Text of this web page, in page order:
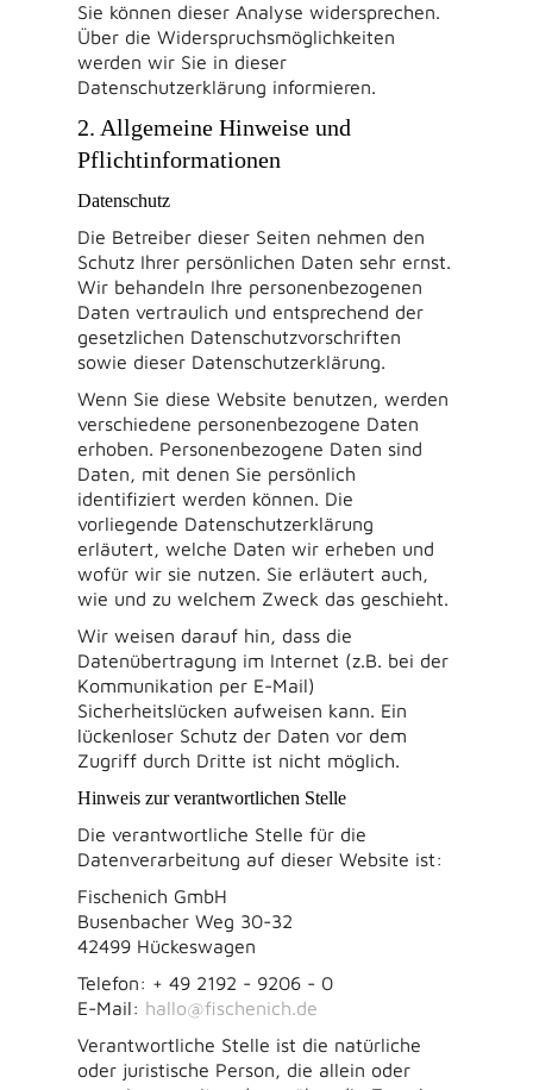
Sie können dieser Analyse widersprechen.
Über die Widerspruchsmöglichkeiten
werden wir Sie in dieser
Datenschutzerklärung informieren.
2. Allgemeine Hinweise und
Pflichtinformationen
Datenschutz
Die Betreiber dieser Seiten nehmen den
Schutz Ihrer persönlichen Daten sehr ernst.
Wir behandeln Ihre personenbezogenen
Daten vertraulich und entsprechend der
gesetzlichen Datenschutzvorschriften
sowie dieser Datenschutzerklärung.
Wenn Sie diese Website benutzen, werden
verschiedene personenbezogene Daten
erhoben. Personenbezogene Daten sind
Daten, mit denen Sie persönlich
identifiziert werden können. Die
vorliegende Datenschutzerklärung
erläutert, welche Daten wir erheben und
wofür wir sie nutzen. Sie erläutert auch,
wie und zu welchem Zweck das geschieht.
Wir weisen darauf hin, dass die
Datenübertragung im Internet (z.B. bei der
Kommunikation per E-Mail)
Sicherheitslücken aufweisen kann. Ein
lückenloser Schutz der Daten vor dem
Zugriff durch Dritte ist nicht möglich.
Hinweis zur verantwortlichen Stelle
Die verantwortliche Stelle für die
Datenverarbeitung auf dieser Website ist:
Fischenich GmbH
Busenbacher Weg 30-32
42499 Hückeswagen
Telefon: + 49 2192 - 9206 - 0
E-Mail: hallo@fischenich.de
Verantwortliche Stelle ist die natürliche
oder juristische Person, die allein oder